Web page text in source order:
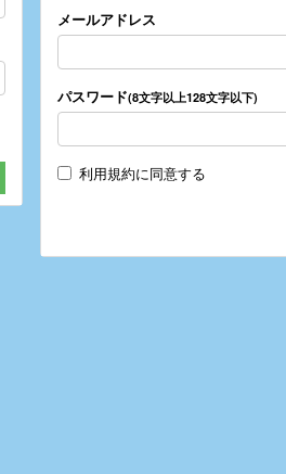
メールアドレス
パスワード(8文字以上128文字以下)
利用規約に同意する